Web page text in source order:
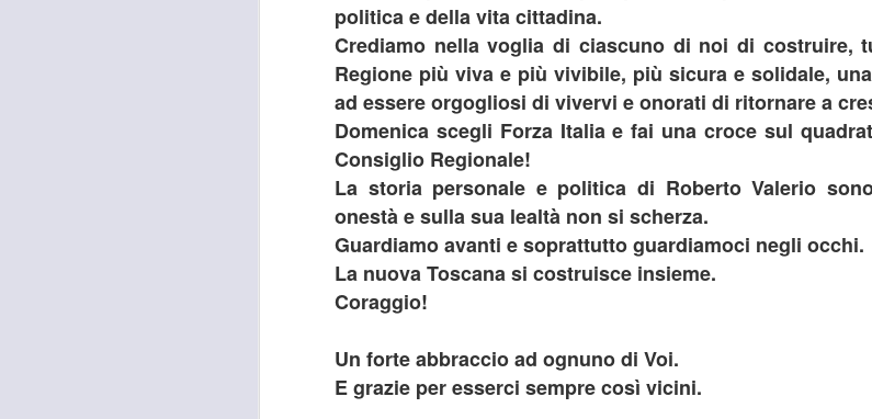
politica e della vita cittadina.
Crediamo nella voglia di ciascuno di noi di costruire,
Regione più viva e più vivibile, più sicura e solidale,
ad essere orgogliosi di vivervi e onorati di ritornare a
Domenica scegli Forza Italia e fai una croce sul
Consiglio Regionale!
La storia personale e politica di Roberto Valerio
onestà e sulla sua lealtà non si scherza.
Guardiamo avanti e soprattutto guardiamoci negli occhi.
La nuova Toscana si costruisce insieme.
Coraggio!
Un forte abbraccio ad ognuno di Voi.
E grazie per esserci sempre così vicini.
METROCITTÀ SI METTA A LAVORO GIÀ PER CELEBRARE
2023 I 150 ANNI DELLA NASCITA
“Oggi tutta l’area metropolitana ricordi ed onori Enrico
dei tenori”, che trascorse molti anni della sua vita sulla collina
Bellosguardo a Lastra a Signal”.
AUG
26
MURO FRANATO IN VIA DEI BOSCONI A
GANDOLA: DOPO 3 ANNI LA PROPRIETÀ
ANCORA PROVVEDUTO ALLA MESSA IN
SICUREZZA
MURO FRANATO IN VIA DEI BOSCONI A FIESOLE,
DOPO 3 ANNI LA PROPRIETÀ NON HA ANCORA
ALLA MESSA IN SICUREZZA. È NECESSARIO UN NUOVO
Firenze intervenga e consenta alla città Metropolitana di poter
i lavori di ripristino".
AUG
REFERENDUM SULLA GIUSTIZIA,